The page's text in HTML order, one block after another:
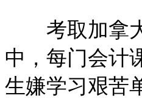
考取加拿大
中，每门会计
生嫌学习艰苦